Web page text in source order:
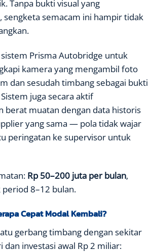
Tanpa bukti visual yang
semacam ini hampir tidak
Prisma Autobridge untuk
kamera yang mengambil foto
dan sesudah timbang sebagai bukti
juga secara aktif
berat muatan dengan data historis
yang sama — pola tidak wajar
peringatan ke supervisor untuk
Rp 50–200 juta per bulan,
period 8–12 bulan.
Cepat Modal Kembali?
gerbang timbang dengan sekitar
investasi awal Rp 2 miliar: